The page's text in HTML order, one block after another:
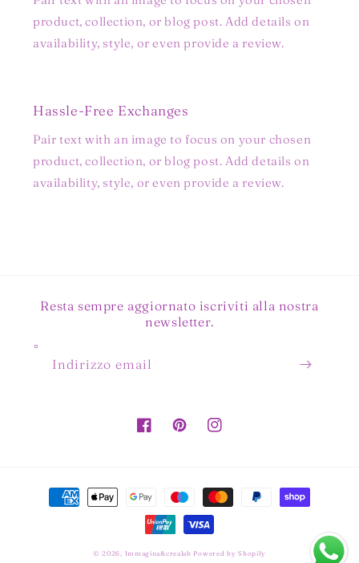
product, collection, or blog post. Add details on
availability, style, or even provide a review.
Hassle-Free Exchanges
Pair text with an image to focus on your chosen
product, collection, or blog post. Add details on
availability, style, or even provide a review.
Resta sempre aggiornato iscriviti alla nostra
newsletter.
Indirizzo email
FacebookPinterestInstagram
Metodi
© 2026, Immagina&crealab Powered by Shopify